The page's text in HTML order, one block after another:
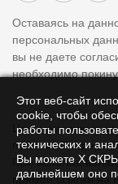
Оставаясь на
персональных
вы не даете
необходимо
Цены указанные
публичной
При
прямой ссылки на
Этот веб-сайт
cookie, чтобы
работы
технических и
Вы можете Х
дальнейшем оно